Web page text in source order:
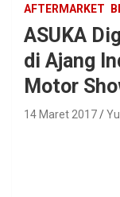
AFTERMARKET
ASUKA
di Ajang
Motor
14 Maret 2017